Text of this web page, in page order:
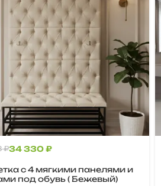
с 4 мягкими панелями и
под обувь ( Бежевый)
₽34 330₽